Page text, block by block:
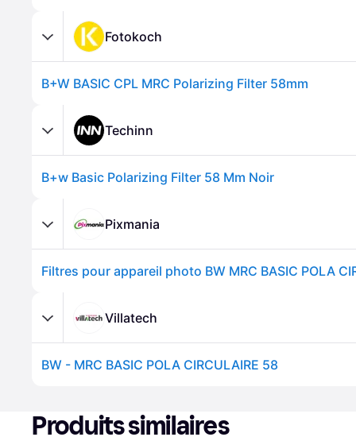
Fotokoch
B+W BASIC CPL MRC Polarizing Filter 58mm
Techinn
B+w Basic Polarizing Filter 58 Mm Noir
Pixmania
Villatech
BW - MRC BASIC POLA CIRCULAIRE 58
Produits similaires